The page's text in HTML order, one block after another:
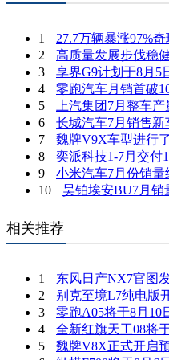
1
27.7万辆暴涨97%
2
高质量发展步伐稳
3
享界G9计划于8月5
4
零跑汽车月销首破
5
上汽集团7月整车产
6
长城汽车7月销售新
7
魏牌V9X车型进行
8
奕派科技1-7月交付
9
小米汽车7月份销量
10
昊铂埃安BU7月销
相关推荐
1
东风日产NX7官图
2
别克至境L7纯电版
3
零跑A05将于8月10
4
全新红旗天工08将
5
魏牌V8X正式开启